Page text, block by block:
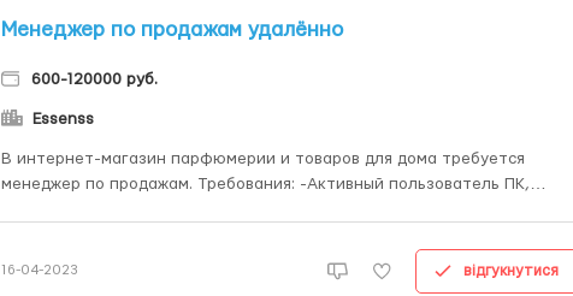
Менеджер по продажам удалённо
600-120000 руб.
Essenss
В интернет-магазин парфюмерии и товаров для дома требуется
менеджер по продажам. Требования: -Активный пользователь ПК,
-Консультирование , работа с ассортиментом магазина,поступление...
16-04-2023 відгукнутися